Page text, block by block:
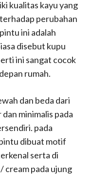
kualitas kayu yang
perubahan
ini adalah
disebut kupu
ini sangat cocok
rumah.
dan beda dari
minimalis pada
pada
dibuat motif
serta di
cream pada ujung